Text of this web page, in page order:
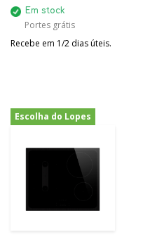
Em stock
Portes grátis
Recebe em 1/2 dias úteis.
Escolha do Lopes